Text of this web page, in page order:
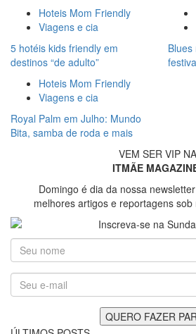
Hoteis Mom Friendly
Viagens e cia
5 hotéis kids friendly em
destinos “de adulto”
Hoteis Mom Friendly
Viagens e cia
Royal Palm em Julho: Mundo
Bita, samba de roda e mais
VEM SER VIP NA
ITMÃE
Domingo é dia da nossa
melhores artigos e reportagens